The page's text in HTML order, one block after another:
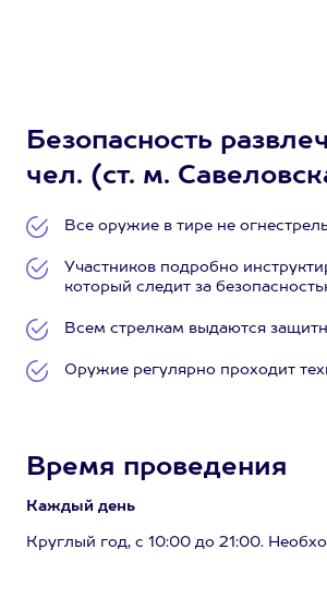
Безопасность
чел. (ст. м.
Все оружие в тире не
Участников подробно
который следит за
Всем стрелкам выдаются
Оружие регулярно проходит
Время проведения
Каждый день
Круглый год, с 10:00 до 21:00.